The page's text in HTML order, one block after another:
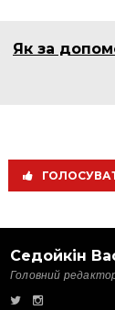
Як за
Седойкін
Головний